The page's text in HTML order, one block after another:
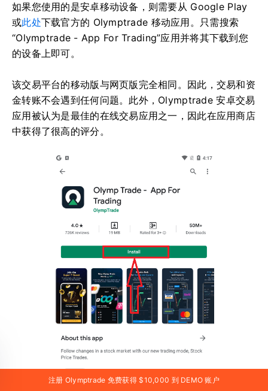
如果您使用的是安卓移动设备，则需要从 Google Play
或此处下载官方的 Olymptrade 移动应用。只需搜索
“Olymptrade - App For Trading”应用并将其下载到您
的设备上即可。
该交易平台的移动版与网页版完全相同。因此，交易和资
金转账不会遇到任何问题。此外，Olymptrade 安卓交易
应用被认为是最佳的在线交易应用之一，因此在应用商店
中获得了很高的评分。
注册 Olymptrade 免费获得 $10,000 到 DEMO 账户